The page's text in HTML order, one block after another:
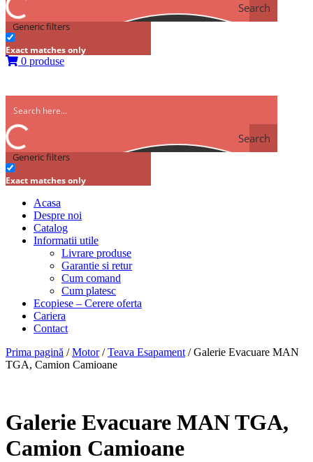
Search
Generic filters
Exact matches only
0 produse
Search
Generic filters
Exact matches only
Acasa
Despre noi
Catalog
Informatii utile
Livrare produse
Garantie si retur
Cum comand
Cum platesc
Ecopiese – Cerere oferta
Cariera
Contact
Prima pagină /Motor/Teava Esapament / Galerie Evacuare MAN
TGA, Camion Camioane
Galerie Evacuare MAN TGA,
Camion Camioane